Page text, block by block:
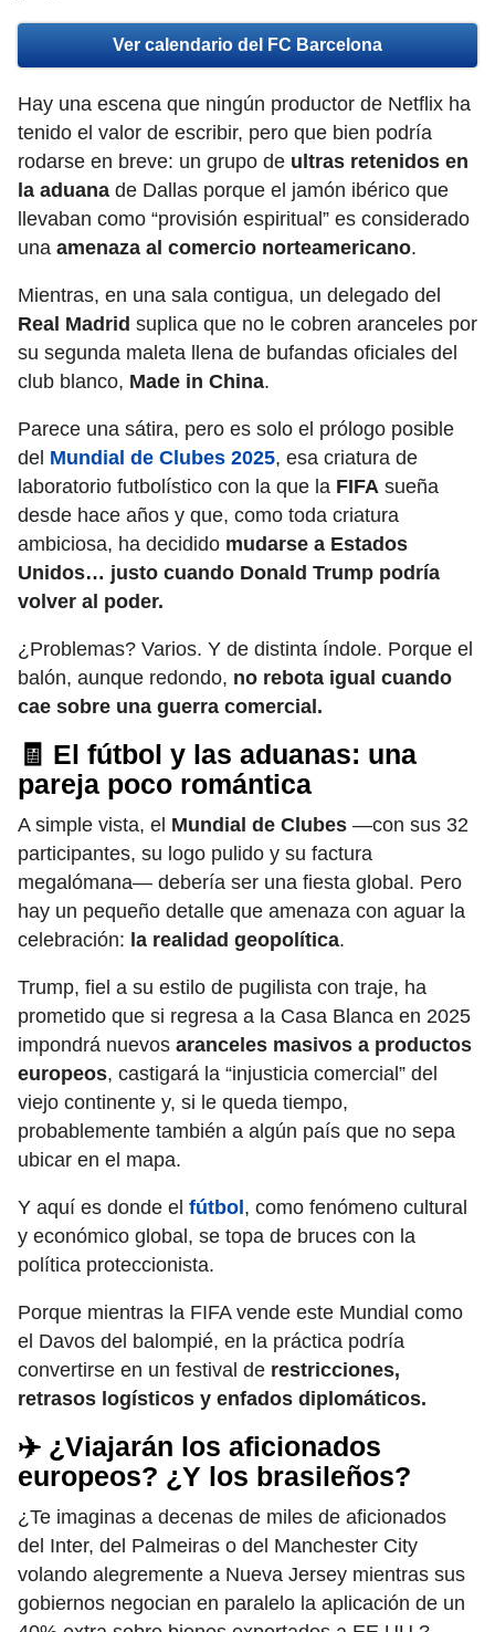
Ver calendario del FC Barcelona
Hay una escena que ningún productor de Netflix ha
tenido el valor de escribir, pero que bien podría
rodarse en breve: un grupo de ultras retenidos en
la aduana de Dallas porque el jamón ibérico que
llevaban como “provisión espiritual” es considerado
una amenaza al comercio norteamericano.
Mientras, en una sala contigua, un delegado del
Real Madrid suplica que no le cobren aranceles por
su segunda maleta llena de bufandas oficiales del
club blanco, Made in China.
Parece una sátira, pero es solo el prólogo posible
del Mundial de Clubes 2025, esa criatura de
laboratorio futbolístico con la que la FIFA sueña
desde hace años y que, como toda criatura
ambiciosa, ha decidido mudarse a Estados
Unidos… justo cuando Donald Trump podría
volver al poder.
¿Problemas? Varios. Y de distinta índole. Porque el
balón, aunque redondo, no rebota igual cuando
cae sobre una guerra comercial.
🧾 El fútbol y las aduanas: una
pareja poco romántica
A simple vista, el Mundial de Clubes —con sus 32
participantes, su logo pulido y su factura
megalómana— debería ser una fiesta global. Pero
hay un pequeño detalle que amenaza con aguar la
celebración: la realidad geopolítica.
Trump, fiel a su estilo de pugilista con traje, ha
prometido que si regresa a la Casa Blanca en 2025
impondrá nuevos aranceles masivos a productos
europeos, castigará la “injusticia comercial” del
viejo continente y, si le queda tiempo,
probablemente también a algún país que no sepa
ubicar en el mapa.
Y aquí es donde el fútbol , como fenómeno cultural
y económico global, se topa de bruces con la
política proteccionista.
Porque mientras la FIFA vende este Mundial como
el Davos del balompié, en la práctica podría
convertirse en un festival de restricciones,
retrasos logísticos y enfados diplomáticos.
✈️ ¿Viajarán los aficionados
europeos? ¿Y los brasileños?
¿Te imaginas a decenas de miles de aficionados
del Inter, del Palmeiras o del Manchester City
volando alegremente a Nueva Jersey mientras sus
gobiernos negocian en paralelo la aplicación de un